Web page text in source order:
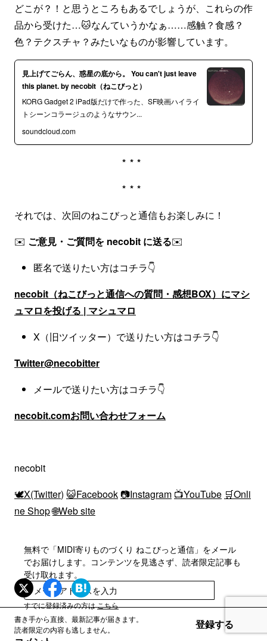
どこが？！と思うところもあるでしょうが、これらの作
品から受けた…🐱なんていうかなぁ……感触？食感？
色？テクスチャ？みたいなものが影響しています。
見上げてごらん、惑星の底から。 You can't just leave
this planet. by necobit（ねこびっと）
KORG Gadget 2 iPad版だけで作った、SF映画ハイライ
トシーンコラージュのようなサウン...
soundcloud.com
***
***
それでは、次回のねこびっと通信もお楽しみに！
✉️ ご意見・ご質問を necobit に送る✉️
匿名で送りたい方はコチラ👇
necobit（ねこびっと通信への質問・感想BOX）にマシ
ュマロを投げる | マシュマロ
X（旧ツイッター）で送りたい方はコチラ👇
Twitter@necobitter
メールで送りたい方はコチラ👇
necobit.comお問い合わせフォーム
necobit
🕊X(Twitter) 😺Facebook📷Instagram 📺YouTube 🛒Onli
ne Shop🌐Web site
無料で「MIDI寄りものづくり ねこびっと通信」をメール
でお届けします。コンテンツを見逃さず、読者限定記事も
受け取れます。
すでに登録済みの方はこちら
書き手から直接、最新記事が届きます。
読者限定の内容も逃しません。
登録する